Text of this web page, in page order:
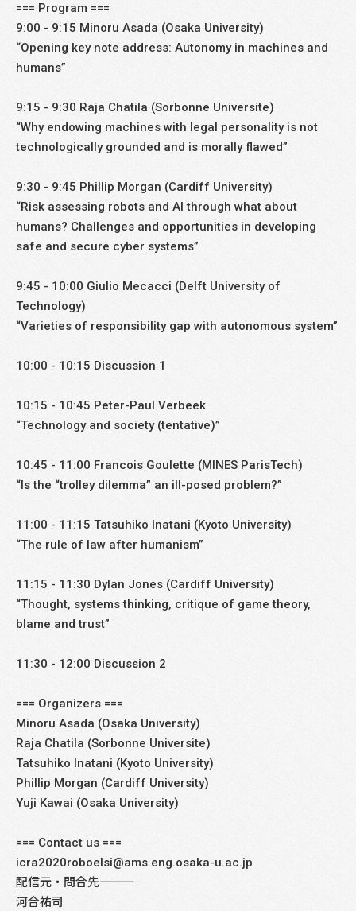
=== Program ===
9:00 - 9:15 Minoru Asada (Osaka University)
“Opening key note address: Autonomy in machines and
humans”
9:15 - 9:30 Raja Chatila (Sorbonne Universite)
“Why endowing machines with legal personality is not
technologically grounded and is morally flawed”
9:30 - 9:45 Phillip Morgan (Cardiff University)
“Risk assessing robots and AI through what about
humans? Challenges and opportunities in developing
safe and secure cyber systems”
9:45 - 10:00 Giulio Mecacci (Delft University of
Technology)
“Varieties of responsibility gap with autonomous system”
10:00 - 10:15 Discussion 1
10:15 - 10:45 Peter-Paul Verbeek
“Technology and society (tentative)”
10:45 - 11:00 Francois Goulette (MINES ParisTech)
“Is the “trolley dilemma” an ill-posed problem?”
11:00 - 11:15 Tatsuhiko Inatani (Kyoto University)
“The rule of law after humanism”
11:15 - 11:30 Dylan Jones (Cardiff University)
“Thought, systems thinking, critique of game theory,
blame and trust”
11:30 - 12:00 Discussion 2
=== Organizers ===
Minoru Asada (Osaka University)
Raja Chatila (Sorbonne Universite)
Tatsuhiko Inatani (Kyoto University)
Phillip Morgan (Cardiff University)
Yuji Kawai (Osaka University)
=== Contact us ===
icra2020roboelsi@ams.eng.osaka-u.ac.jp
配信元・問合先――――――――――――――――――――――――――――
河合祐司